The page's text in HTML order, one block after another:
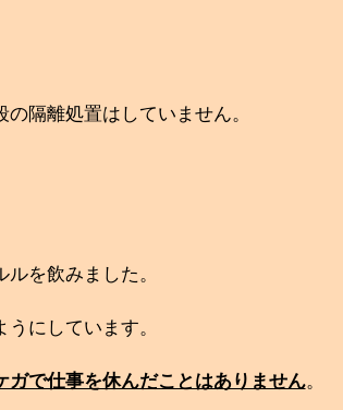
隔離処置はしていません。
を飲みました。
にしています。
で仕事を休んだことはありません。